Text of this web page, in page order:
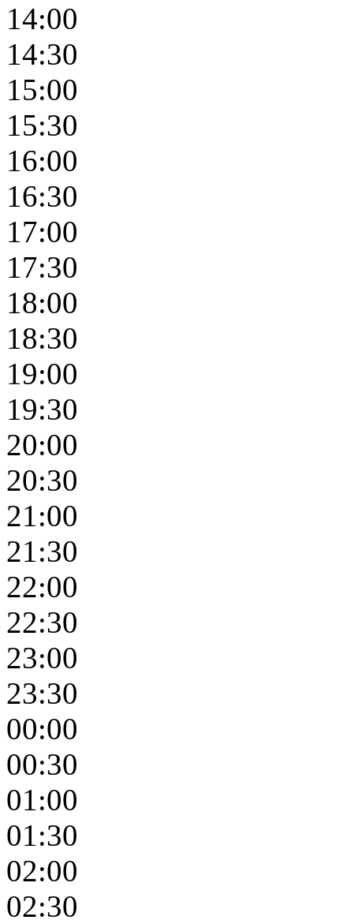
14:00
14:30
15:00
15:30
16:00
16:30
17:00
17:30
18:00
18:30
19:00
19:30
20:00
20:30
21:00
21:30
22:00
22:30
23:00
23:30
00:00
00:30
01:00
01:30
02:00
02:30